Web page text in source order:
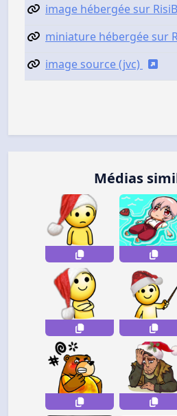
image hébergée sur
miniature hébergée sur
image source (jvc)
Médias